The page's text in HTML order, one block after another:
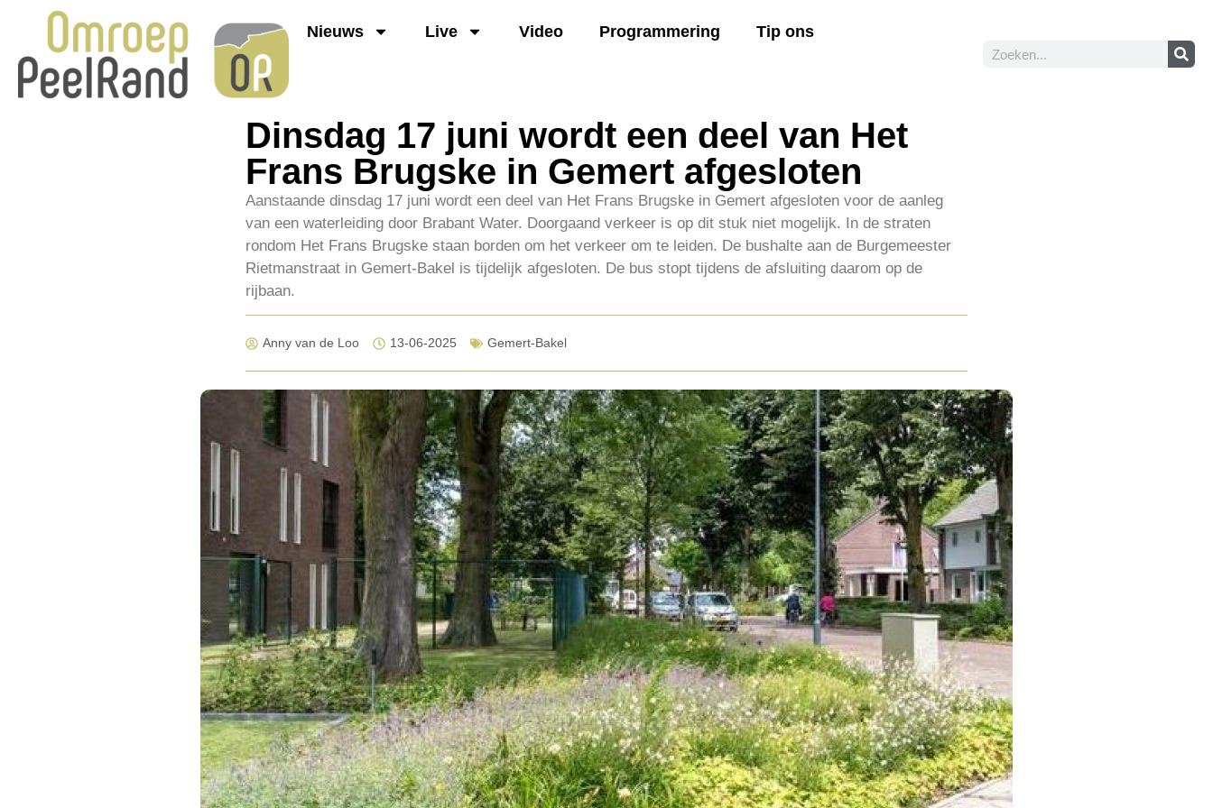
Nieuws Live Video Programmering Tip ons
Dinsdag 17 juni wordt een deel van Het
Frans Brugske in Gemert afgesloten
Aanstaande dinsdag 17 juni wordt een deel van Het Frans Brugske in Gemert afgesloten voor de aanleg
van een waterleiding door Brabant Water. Doorgaand verkeer is op dit stuk niet mogelijk. In de straten
rondom Het Frans Brugske staan borden om het verkeer om te leiden. De bushalte aan de Burgemeester
Rietmanstraat in Gemert-Bakel is tijdelijk afgesloten. De bus stopt tijdens de afsluiting daarom op de
rijbaan.
Anny van de Loo 13-06-2025 Gemert-Bakel